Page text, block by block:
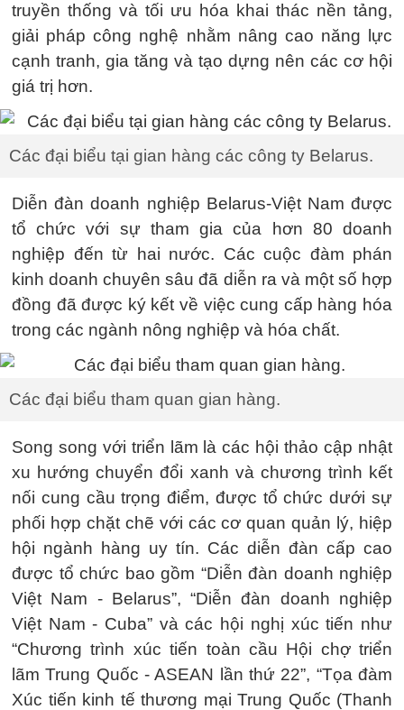
truyền thống và tối ưu hóa khai thác nền tảng,
giải pháp công nghệ nhằm nâng cao năng lực
cạnh tranh, gia tăng và tạo dựng nên các cơ hội
giá trị hơn.
Các đại biểu tại gian hàng các công ty Belarus.
Diễn đàn doanh nghiệp Belarus-Việt Nam được
tổ chức với sự tham gia của hơn 80 doanh
nghiệp đến từ hai nước. Các cuộc đàm phán
kinh doanh chuyên sâu đã diễn ra và một số hợp
đồng đã được ký kết về việc cung cấp hàng hóa
trong các ngành nông nghiệp và hóa chất.
Các đại biểu tham quan gian hàng.
Song song với triển lãm là các hội thảo cập nhật
xu hướng chuyển đổi xanh và chương trình kết
nối cung cầu trọng điểm, được tổ chức dưới sự
phối hợp chặt chẽ với các cơ quan quản lý, hiệp
hội ngành hàng uy tín. Các diễn đàn cấp cao
được tổ chức bao gồm “Diễn đàn doanh nghiệp
Việt Nam - Belarus”, “Diễn đàn doanh nghiệp
Việt Nam - Cuba” và các hội nghị xúc tiến như
“Chương trình xúc tiến toàn cầu Hội chợ triển
lãm Trung Quốc - ASEAN lần thứ 22”, “Tọa đàm
Xúc tiến kinh tế thương mại Trung Quốc (Thanh